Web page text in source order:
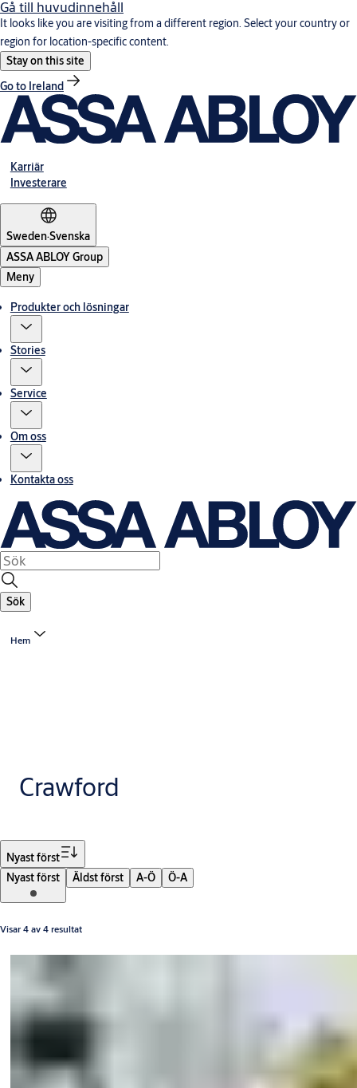
Gå till huvudinnehåll
It looks like you are visiting from a different region. Select your country or
region for location-specific content.
Stay on this site
Go to Ireland
Karriär
Investerare
Sweden·Svenska
ASSA ABLOY Group
Meny
Produkter och lösningar
Stories
Service
Om oss
Kontakta oss
Sök
Hem
Crawford
Nyast först
Nyast först
Äldst först A-Ö Ö-A
Visar 4 av 4 resultat